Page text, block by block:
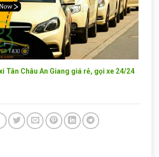
Tân Châu An Giang giá rẻ, gọi xe 24/24